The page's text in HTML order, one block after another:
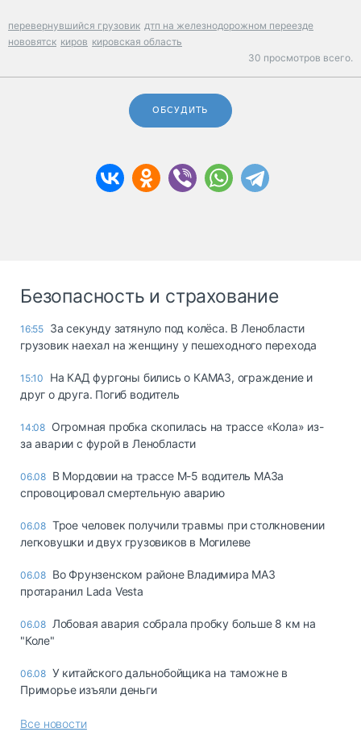
перевернувшийся грузовик дтп на железнодорожном переезде
нововятск киров кировская область
30 просмотров всего.
ОБСУДИТЬ
Безопасность и страхование
16:55 За секунду затянуло под колёса. В Ленобласти
грузовик наехал на женщину у пешеходного перехода
15:10
На КАД фургоны бились о КАМАЗ, ограждение и
друг о друга. Погиб водитель
14:08 Огромная пробка скопилась на трассе «Кола» из-
за аварии с фурой в Ленобласти
06.08 В Мордовии на трассе М-5 водитель МАЗа
спровоцировал смертельную аварию
06.08 Трое человек получили травмы при столкновении
легковушки и двух грузовиков в Могилеве
06.08 Во Фрунзенском районе Владимира МАЗ
протаранил Lada Vesta
06.08 Лобовая авария собрала пробку больше 8 км на
"Коле"
06.08 У китайского дальнобойщика на таможне в
Приморье изъяли деньги
Все новости